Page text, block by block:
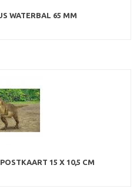
WATERBAL 65 MM
15 X 10,5 CM